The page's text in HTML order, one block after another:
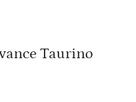
Taurino